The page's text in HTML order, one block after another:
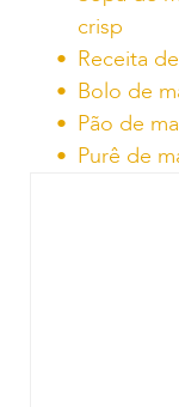
crisp
Receita
Bolo de
Pão de
Purê de